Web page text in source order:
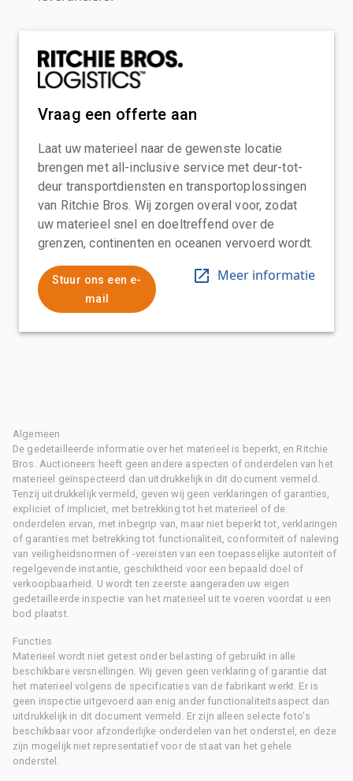
Vraag een offerte aan
Laat uw materieel naar de gewenste locatie
brengen met all-inclusive service met deur-tot-
deur transportdiensten en transportoplossingen
van Ritchie Bros. Wij zorgen overal voor, zodat
uw materieel snel en doeltreffend over de
grenzen, continenten en oceanen vervoerd wordt.
Stuur ons een e-
mail
Meer informatie
Algemeen
De gedetailleerde informatie over het materieel is beperkt, en Ritchie
Bros. Auctioneers heeft geen andere aspecten of onderdelen van het
materieel geïnspecteerd dan uitdrukkelijk in dit document vermeld.
Tenzij uitdrukkelijk vermeld, geven wij geen verklaringen of garanties,
expliciet of impliciet, met betrekking tot het materieel of de
onderdelen ervan, met inbegrip van, maar niet beperkt tot, verklaringen
of garanties met betrekking tot functionaliteit, conformiteit of naleving
van veiligheidsnormen of -vereisten van een toepasselijke autoriteit of
regelgevende instantie, geschiktheid voor een bepaald doel of
verkoopbaarheid. U wordt ten zeerste aangeraden uw eigen
gedetailleerde inspectie van het materieel uit te voeren voordat u een
bod plaatst.
Functies
Materieel wordt niet getest onder belasting of gebruikt in alle
beschikbare versnellingen. Wij geven geen verklaring of garantie dat
het materieel volgens de specificaties van de fabrikant werkt. Er is
geen inspectie uitgevoerd aan enig ander functionaliteitsaspect dan
uitdrukkelijk in dit document vermeld. Er zijn alleen selecte foto's
beschikbaar voor afzonderlijke onderdelen van het onderstel, en deze
zijn mogelijk niet representatief voor de staat van het gehele
onderstel.